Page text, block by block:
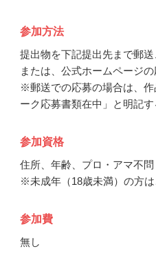
参加方法
提出物を下記提出先まで郵
または、公式ホームページ
※郵送での応募の場合は、
ーク応募書類在中」と明記す
参加資格
住所、年齢、プロ・アマ不問
※未成年（18歳未満）の方
参加費
無し